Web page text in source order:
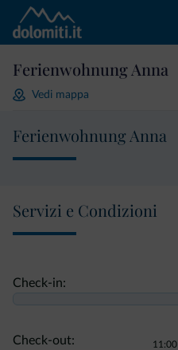
Ferienwohnung Anna
Vedi mappa
Ferienwohnung Anna
Servizi e Condizioni
Check-in:
Check-out: 11:00